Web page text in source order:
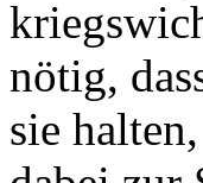
nötig,
sie